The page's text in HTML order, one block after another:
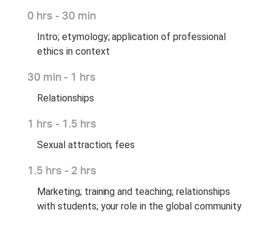
0 hrs - 30 min
Intro; etymology; application of professional
ethics in context
30 min - 1 hrs
Relationships
1 hrs - 1.5 hrs
Sexual attraction; fees
1.5 hrs - 2 hrs
Marketing; training and teaching; relationships
with students; your role in the global community